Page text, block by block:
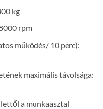
kg
rpm
működés/ 10 perc):
maximális távolsága:
a munkaasztal